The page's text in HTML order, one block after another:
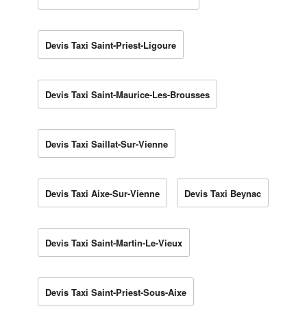
Devis Taxi Saint-Priest-Ligoure
Devis Taxi Saint-Maurice-Les-Brousses
Devis Taxi Saillat-Sur-Vienne
Devis Taxi Aixe-Sur-Vienne Devis Taxi Beynac
Devis Taxi Saint-Martin-Le-Vieux
Devis Taxi Saint-Priest-Sous-Aixe